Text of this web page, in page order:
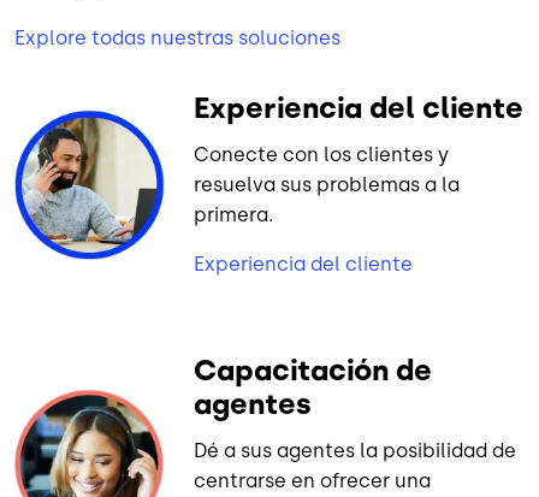
Explore todas nuestras soluciones
Experiencia del cliente
Conecte con los clientes y
resuelva sus problemas a la
primera.
Experiencia del cliente
Capacitación de
agentes
Dé a sus agentes la posibilidad de
centrarse en ofrecer una